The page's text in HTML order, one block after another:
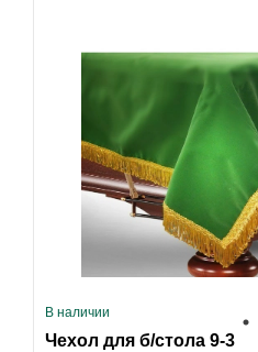
В наличии
Чехол для б/стола 9-3